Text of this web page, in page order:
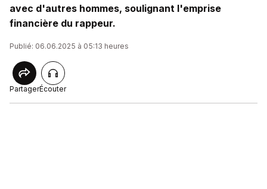
avec d'autres hommes, soulignant l'emprise
financière du rappeur.
Publié: 06.06.2025 à 05:13 heures
PartagerÉcouter